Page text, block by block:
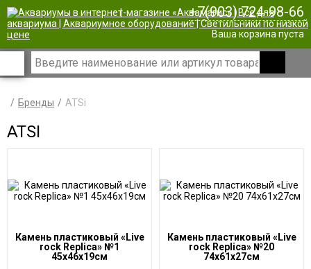
| +7(903) 724-98-66
Ваша корзина пуста
Бренды ATSi
ATSI
Камень пластиковый «Live
rock Replica» №1
45х46х19см
Камень пластиковый «Live
rock Replica» №20
74х61х27см